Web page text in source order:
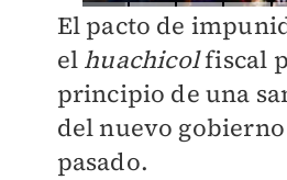
El pacto de
el huachicolfiscal
principio de una
del nuevo
pasado.